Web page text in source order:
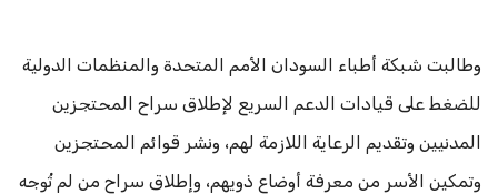
وطالبت شبكة أطباء السودان الأمم المتحدة والمنظمات الدولية
للضغط على قيادات الدعم السريع لإطلاق سراح المحتجزين
المدنيين وتقديم الرعاية اللازمة لهم، ونشر قوائم المحتجزين
وتمكين الأسر من معرفة أوضاع ذويهم، وإطلاق سراح من لم تُوجه